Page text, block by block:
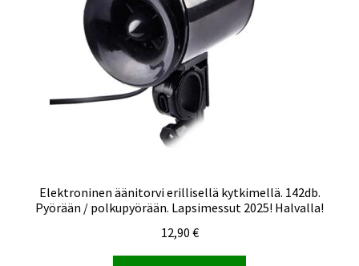
Elektroninen äänitorvi erillisellä kytkimellä. 142db.
Pyörään / polkupyörään. Lapsimessut 2025! Halvalla!
12,90 €